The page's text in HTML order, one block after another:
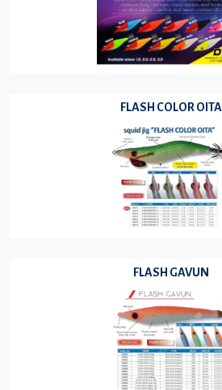
FLASH COLOR OITA
FLASH GAVUN